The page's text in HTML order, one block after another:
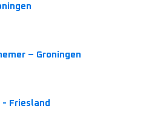
– Groningen
Friesland